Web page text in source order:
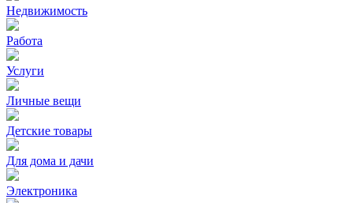
Недвижимость
Работа
Услуги
Личные вещи
Детские товары
Для дома и дачи
Электроника